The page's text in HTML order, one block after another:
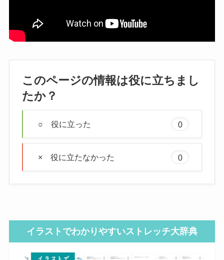
このページの情報は役に立ちまし
たか？
○ 役に立った 0
× 役に立たなかった 0
イラストでわかりやすいストレッチ大辞典